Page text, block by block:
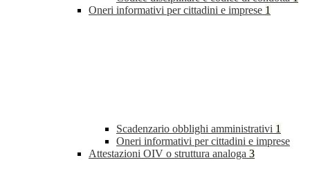
Oneri informativi per cittadini e imprese 1
Scadenzario obblighi amministrativi 1
Oneri informativi per cittadini e imprese
Attestazioni OIV o struttura analoga 3